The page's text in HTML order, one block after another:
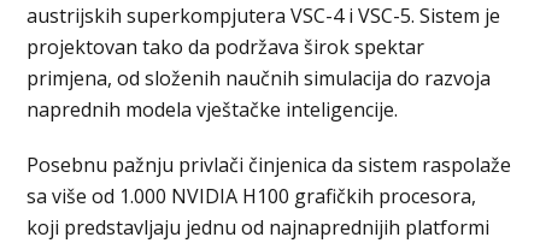
austrijskih superkompjutera VSC-4 i VSC-5. Sistem je
projektovan tako da podržava širok spektar
primjena, od složenih naučnih simulacija do razvoja
naprednih modela vještačke inteligencije.
Posebnu pažnju privlači činjenica da sistem raspolaže
sa više od 1.000 NVIDIA H100 grafičkih procesora,
koji predstavljaju jednu od najnaprednijih platformi